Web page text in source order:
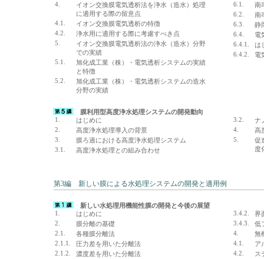
4.
イオン交換膜電気透析法を浄水（造水）処理
に適用する際の留意点
4.1.
イオン交換膜電気透析の特徴
4.2.
浄水用に適用する際に考慮すべき点
5.
イオン交換膜電気透析法の浄水（造水）分野
での実績
5.1.
旭化成工業（株）・電気透析システムの実績
と特徴
5.2.
旭化成工業（株）・電気透析システムの造水
分野の実績
6.1.
南
6.2.
南
6.3.
静
6.4.
電
6.4.1.
は
6.4.2.
電
膜利用型高度浄水処理システムの開発動向
1.
はじめに
2.
高度浄水処理導入の背景
3.
膜ろ過における高度浄水処理システム
3.1.
高度浄水処理との組み合わせ
3.2.
ナ
4.
高
5.
促
度
第3編 新しい膜による水処理システムの開発と適用例
新しい水処理用機能性膜の開発と今後の展望
1.
はじめに
2.
膜分離の基礎
2.1.
各種膜分離法
2.1.1.
圧力差を用いた分離法
2.1.2.
濃度差を用いた分離法
3.4.2.
界
3.4.3.
低
4.
無
4.1.
ア
4.2.
ス